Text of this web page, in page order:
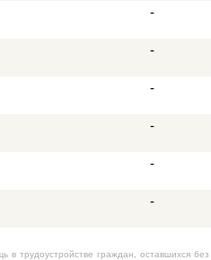
-
-
-
-
-
-
в трудоустройстве граждан, оставшихся